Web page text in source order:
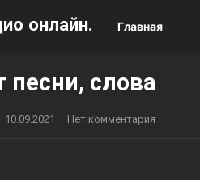
онлайн. Главная
песни, слова
10.09.2021 · Нет комментария